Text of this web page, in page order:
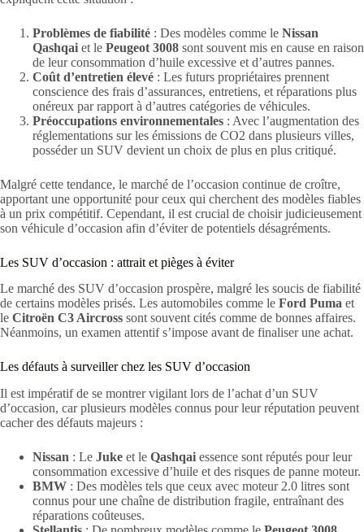
Problèmes de fiabilité : Des modèles comme le Nissan
Qashqai et le Peugeot 3008 sont souvent mis en cause en raison
de leur consommation d’huile excessive et d’autres pannes.
Coût d’entretien élevé : Les futurs propriétaires prennent
conscience des frais d’assurances, entretiens, et réparations plus
onéreux par rapport à d’autres catégories de véhicules.
Préoccupations environnementales : Avec l’augmentation des
réglementations sur les émissions de CO2 dans plusieurs villes,
posséder un SUV devient un choix de plus en plus critiqué.
Malgré cette tendance, le marché de l’occasion continue de croître,
apportant une opportunité pour ceux qui cherchent des modèles fiables
à un prix compétitif. Cependant, il est crucial de choisir judicieusement
son véhicule d’occasion afin d’éviter de potentiels désagréments.
Les SUV d’occasion : attrait et pièges à éviter
Le marché des SUV d’occasion prospère, malgré les soucis de fiabilité
de certains modèles prisés. Les automobiles comme le Ford Puma et
le Citroën C3 Aircross sont souvent cités comme de bonnes affaires.
Néanmoins, un examen attentif s’impose avant de finaliser une achat.
Les défauts à surveiller chez les SUV d’occasion
Il est impératif de se montrer vigilant lors de l’achat d’un SUV
d’occasion, car plusieurs modèles connus pour leur réputation peuvent
cacher des défauts majeurs :
Nissan : Le Juke et le Qashqai essence sont réputés pour leur
consommation excessive d’huile et des risques de panne moteur.
BMW : Des modèles tels que ceux avec moteur 2.0 litres sont
connus pour une chaîne de distribution fragile, entraînant des
réparations coûteuses.